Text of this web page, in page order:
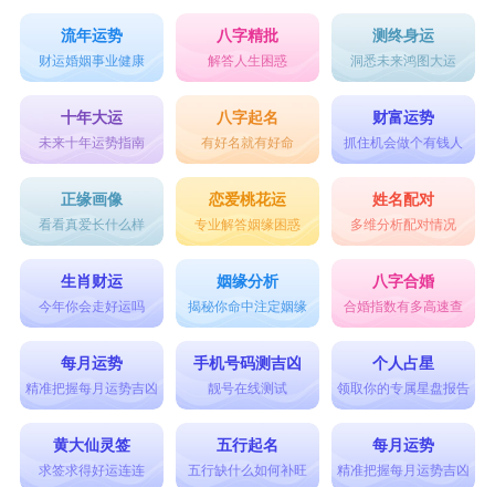
流年运势
财运婚姻事业健康
八字精批
解答人生困惑
测终身运
洞悉未来鸿图大运
十年大运
未来十年运势指南
八字起名
有好名就有好命
财富运势
抓住机会做个有钱人
正缘画像
看看真爱长什么样
恋爱桃花运
专业解答姻缘困惑
姓名配对
多维分析配对情况
生肖财运
今年你会走好运吗
姻缘分析
揭秘你命中注定姻缘
八字合婚
合婚指数有多高速查
每月运势
精准把握每月运势吉凶
手机号码测吉凶
靓号在线测试
个人占星
领取你的专属星盘报告
黄大仙灵签
求签求得好运连连
五行起名
五行缺什么如何补旺
每月运势
精准把握每月运势吉凶